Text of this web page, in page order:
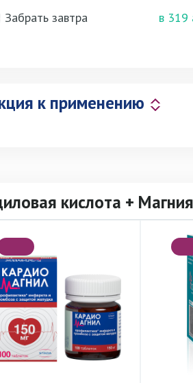
Забрать завтра
в 319
к применению
кислота +